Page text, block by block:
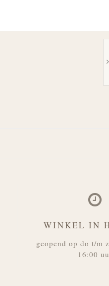
WINKEL IN
geopend op do t/m
16:00